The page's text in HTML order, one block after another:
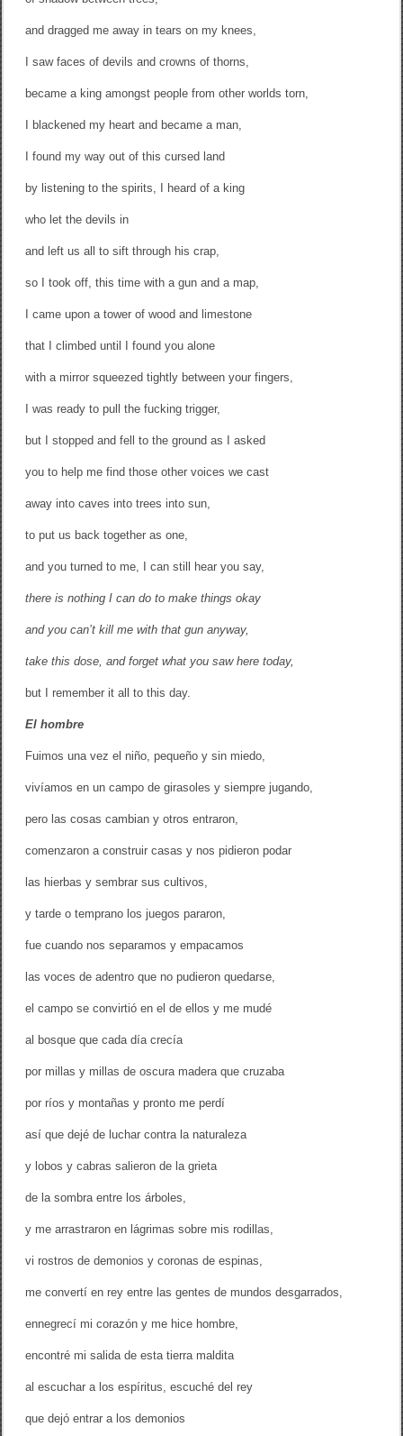
and dragged me away in tears on my knees,
I saw faces of devils and crowns of thorns,
became a king amongst people from other worlds torn,
I blackened my heart and became a man,
I found my way out of this cursed land
by listening to the spirits, I heard of a king
who let the devils in
and left us all to sift through his crap,
so I took off, this time with a gun and a map,
I came upon a tower of wood and limestone
that I climbed until I found you alone
with a mirror squeezed tightly between your fingers,
I was ready to pull the fucking trigger,
but I stopped and fell to the ground as I asked
you to help me find those other voices we cast
away into caves into trees into sun,
to put us back together as one,
and you turned to me, I can still hear you say,
there is nothing I can do to make things okay
and you can’t kill me with that gun anyway,
take this dose, and forget what you saw here today,
but I remember it all to this day.
El hombre
Fuimos una vez el niño, pequeño y sin miedo,
vivíamos en un campo de girasoles y siempre jugando,
pero las cosas cambian y otros entraron,
comenzaron a construir casas y nos pidieron podar
las hierbas y sembrar sus cultivos,
y tarde o temprano los juegos pararon,
fue cuando nos separamos y empacamos
las voces de adentro que no pudieron quedarse,
el campo se convirtió en el de ellos y me mudé
al bosque que cada día crecía
por millas y millas de oscura madera que cruzaba
por ríos y montañas y pronto me perdí
así que dejé de luchar contra la naturaleza
y lobos y cabras salieron de la grieta
de la sombra entre los árboles,
y me arrastraron en lágrimas sobre mis rodillas,
vi rostros de demonios y coronas de espinas,
me convertí en rey entre las gentes de mundos desgarrados,
ennegrecí mi corazón y me hice hombre,
encontré mi salida de esta tierra maldita
al escuchar a los espíritus, escuché del rey
que dejó entrar a los demonios